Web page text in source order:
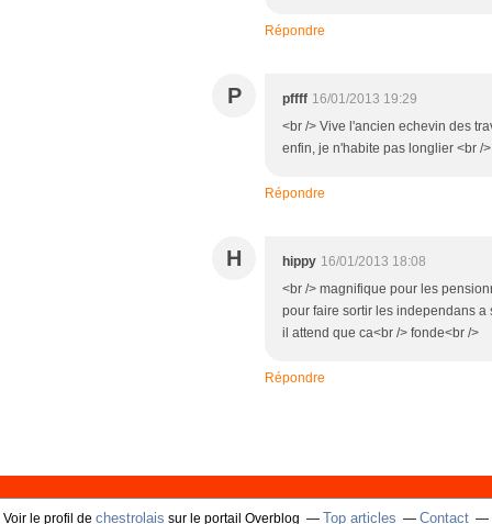
Répondre
P pffff 16/01/2013 19:29
<br /> Vive l'ancien echevin des
enfin, je n'habite pas longlier <br />
Répondre
H hippy 16/01/2013 18:08
<br /> magnifique pour les
pour faire sortir les independans
il attend que ca<br /> fonde<br />
Répondre
Voir le profil de chestrolais sur le portail Overblog Top articles Contact